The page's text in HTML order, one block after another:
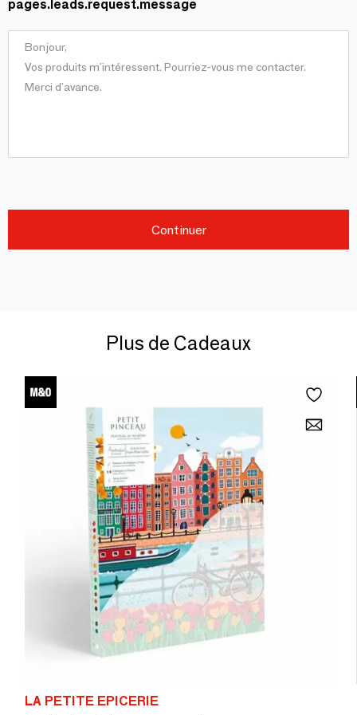
pages.leads.request.message
Continuer
Plus de Cadeaux
LA PETITE EPICERIE